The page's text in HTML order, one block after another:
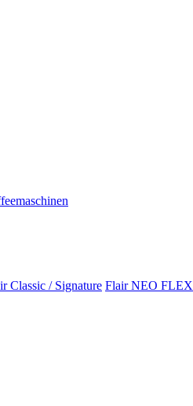
Classic / Signature Flair NEO FLEX